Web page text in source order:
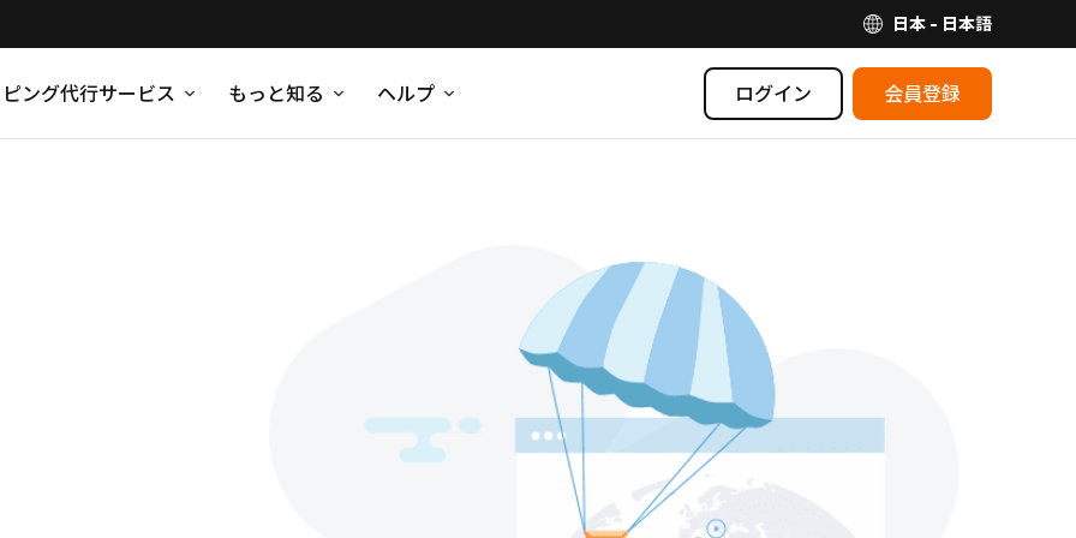
日本 - 日本語
ング代行サービス もっと知る ヘルプ ログイン 会員登録